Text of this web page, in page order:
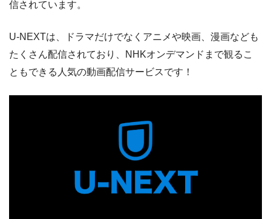
信されています。
U-NEXTは、ドラマだけでなくアニメや映画、漫画なども
たくさん配信されており、NHKオンデマンドまで観るこ
ともできる人気の動画配信サービスです！